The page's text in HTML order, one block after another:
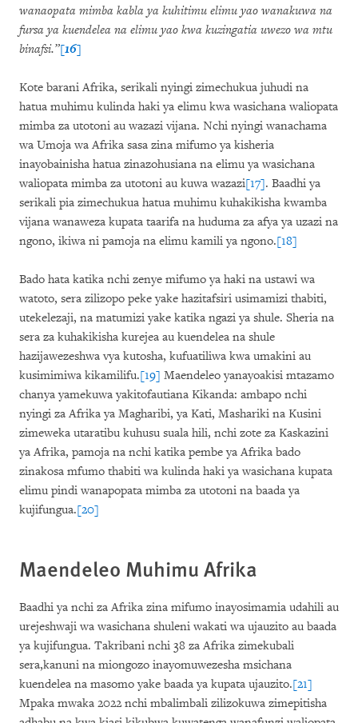
wanaopata mimba kabla ya kuhitimu elimu yao wanakuwa na
fursa ya kuendelea na elimu yao kwa kuzingatia uwezo wa mtu
binafsi.”[16]
Kote barani Afrika, serikali nyingi zimechukua juhudi na
hatua muhimu kulinda haki ya elimu kwa wasichana waliopata
mimba za utotoni au wazazi vijana. Nchi nyingi wanachama
wa Umoja wa Afrika sasa zina mifumo ya kisheria
inayobainisha hatua zinazohusiana na elimu ya wasichana
waliopata mimba za utotoni au kuwa wazazi[17]. Baadhi ya
serikali pia zimechukua hatua muhimu kuhakikisha kwamba
vijana wanaweza kupata taarifa na huduma za afya ya uzazi na
ngono, ikiwa ni pamoja na elimu kamili ya ngono.[18]
Bado hata katika nchi zenye mifumo ya haki na ustawi wa
watoto, sera zilizopo peke yake hazitafsiri usimamizi thabiti,
utekelezaji, na matumizi yake katika ngazi ya shule. Sheria na
sera za kuhakikisha kurejea au kuendelea na shule
hazijawezeshwa vya kutosha, kufuatiliwa kwa umakini au
kusimimiwa kikamilifu.[19] Maendeleo yanayoakisi mtazamo
chanya yamekuwa yakitofautiana Kikanda: ambapo nchi
nyingi za Afrika ya Magharibi, ya Kati, Mashariki na Kusini
zimeweka utaratibu kuhusu suala hili, nchi zote za Kaskazini
ya Afrika, pamoja na nchi katika pembe ya Afrika bado
zinakosa mfumo thabiti wa kulinda haki ya wasichana kupata
elimu pindi wanapopata mimba za utotoni na baada ya
kujifungua.[20]
Maendeleo Muhimu Afrika
Baadhi ya nchi za Afrika zina mifumo inayosimamia udahili au
urejeshwaji wa wasichana shuleni wakati wa ujauzito au baada
ya kujifungua. Takribani nchi 38 za Afrika zimekubali
sera,kanuni na miongozo inayomuwezesha msichana
kuendelea na masomo yake baada ya kupata ujauzito.[21]
Mpaka mwaka 2022 nchi mbalimbali zilizokuwa zimepitisha